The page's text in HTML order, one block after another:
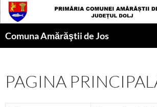
Sari
la
Comuna Amărăştii de Jos
PAGINA